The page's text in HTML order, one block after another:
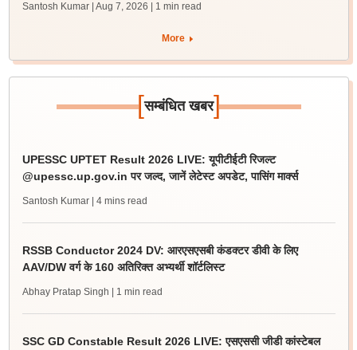
Santosh Kumar | Aug 7, 2026 | 1 min read
More
[सम्बंधित खबर]
UPESSC UPTET Result 2026 LIVE: यूपीटीईटी रिजल्ट
@upessc.up.gov.in पर जल्द, जानें लेटेस्ट अपडेट, पासिंग मार्क्स
Santosh Kumar | 4 mins read
RSSB Conductor 2024 DV: आरएसएसबी कंडक्टर डीवी के लिए
AAV/DW वर्ग के 160 अतिरिक्त अभ्यर्थी शॉर्टलिस्ट
Abhay Pratap Singh | 1 min read
SSC GD Constable Result 2026 LIVE: एसएससी जीडी कांस्टेबल